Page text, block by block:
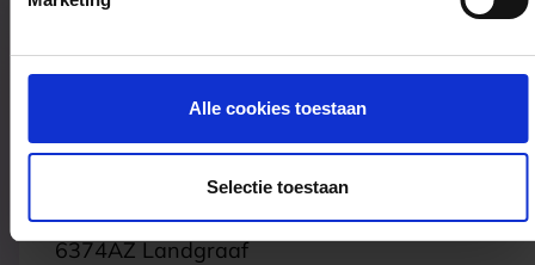
Alle cookies toestaan
Selectie toestaan
Klokhoek 4
Karwei Landgraaf
Havikweg 6
6374AZ Landgraaf